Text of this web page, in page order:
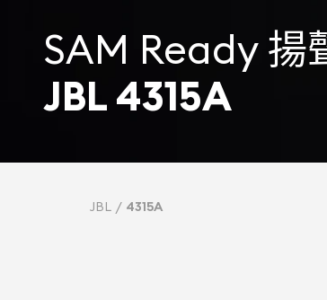
SAM Ready 揚
JBL 4315A
JBL 4315A